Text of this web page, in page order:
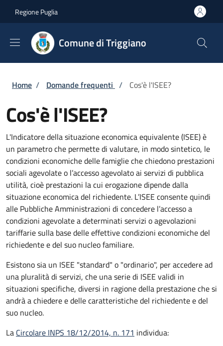
Regione Puglia
Comune di Triggiano
Briciole di pane
Home / Domande frequenti / Cos'è l'ISEE?
Cos'è l'ISEE?
L'Indicatore della situazione economica equivalente (ISEE) è
un parametro che permette di valutare, in modo sintetico, le
condizioni economiche delle famiglie che chiedono prestazioni
sociali agevolate o l’accesso agevolato ai servizi di pubblica
utilità, cioè prestazioni la cui erogazione dipende dalla
situazione economica del richiedente. L’ISEE consente quindi
alle Pubbliche Amministrazioni di concedere l’accesso a
condizioni agevolate a determinati servizi o agevolazioni
tariffarie sulla base delle effettive condizioni economiche del
richiedente e del suo nucleo familiare.
Esistono sia un ISEE "standard" o "ordinario", per accedere ad
una pluralità di servizi, che una serie di ISEE validi in
situazioni specifiche, diversi in ragione della prestazione che si
andrà a chiedere e delle caratteristiche del richiedente e del
suo nucleo.
La Circolare INPS 18/12/2014, n. 171 individua: